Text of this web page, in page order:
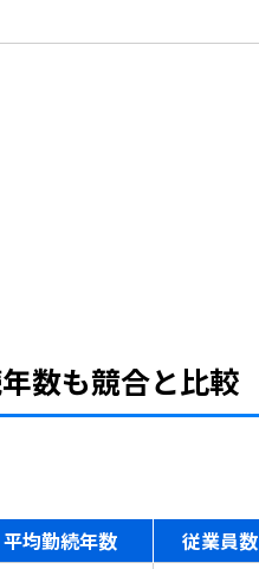
数も競合と比較
平均勤続年数
従業員数